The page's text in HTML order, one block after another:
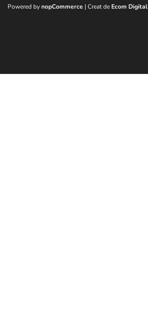
Powered bynopCommerce | Creat de Ecom Digital